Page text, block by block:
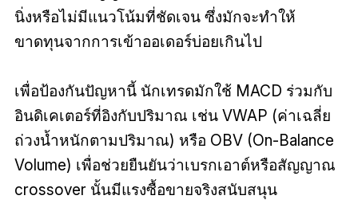
นิ่งหรือไม่มีแนวโน้มที่ชัดเจน ซึ่งมักจะทำให้
ขาดทุนจากการเข้าออเดอร์บ่อยเกินไป
เพื่อป้องกันปัญหานี้ นักเทรดมักใช้ MACD ร่วมกับ
อินดิเคเตอร์ที่อิงกับปริมาณ เช่น VWAP (ค่าเฉลี่ย
ถ่วงน้ำหนักตามปริมาณ) หรือ OBV (On-Balance
Volume) เพื่อช่วยยืนยันว่าเบรกเอาต์หรือสัญญาณ
crossover นั้นมีแรงซื้อขายจริงสนับสนุน